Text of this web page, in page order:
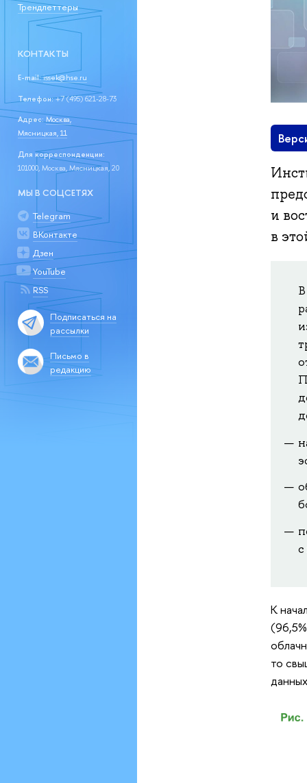
Трендлеттеры
КОНТАКТЫ
E-mail:issek@hse.ru
Телефон:+7 (495) 621-28-73
Адрес: Москва,
Мясницкая, 11
Для корреспонденции:
101000, Москва, Мясницкая, 20
МЫ В СОЦСЕТЯХ
Telegram
ВКонтакте
Дзен
YouTube
RSS
Подписаться на
рассылки
Письмо в
редакцию
и
в
К
то